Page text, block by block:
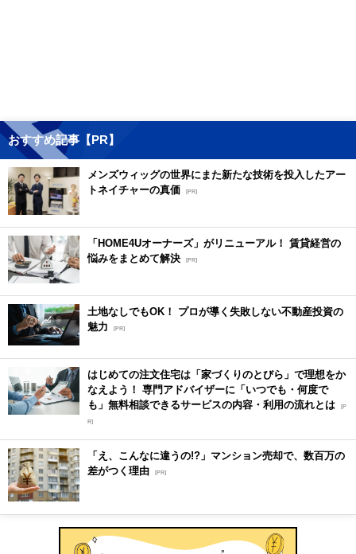
おすすめ記事【PR】
メンズウィッグの世界にまた新たな技術を投入したアー
トネイチャーの真価 [PR]
「HOME4Uオーナーズ」がリニューアル！ 賃貸経営の
悩みをまとめて解決 [PR]
土地なしでもOK！ プロが導く失敗しない不動産投資の
魅力
[PR]
はじめての注文住宅は「家づくりのとびら」で理想をか
なえよう！ 専門アドバイザーに「いつでも・何度で
も」無料相談できるサービスの内容・利用の流れとは [P
R]
「え、こんなに違うの!?」マンション売却で、数百万の
差がつく理由 [PR]